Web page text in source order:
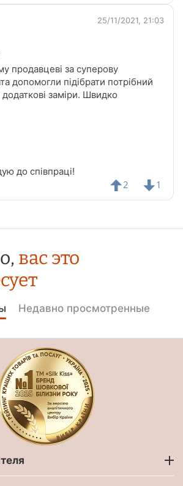
25/11/2021, 21:03
продавцеві за суперову
допомогли підібрати потрібний
заміри. Швидко
до співпраці!
2 1
вас это
Недавно просмотренные